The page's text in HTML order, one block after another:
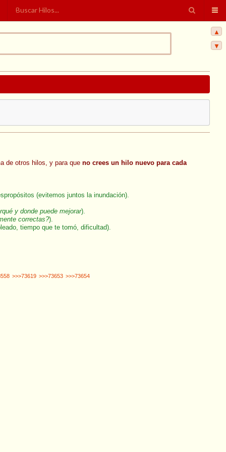
de otros hilos, y para que no crees un hilo nuevo para cada
(evitemos juntos la inundación).
y donde puede mejorar).
correctas?).
tiempo que te tomó, dificultad).
>>>73619 >>>73653 >>>73654
▲
▼